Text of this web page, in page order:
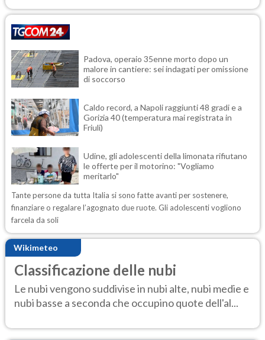
Padova, operaio 35enne morto dopo un
malore in cantiere: sei indagati per omissione
di soccorso
Caldo record, a Napoli raggiunti 48 gradi e a
Gorizia 40 (temperatura mai registrata in
Friuli)
Udine, gli adolescenti della limonata rifiutano
le offerte per il motorino: "Vogliamo
meritarlo"
Tante persone da tutta Italia si sono fatte avanti per sostenere,
finanziare o regalare l’agognato due ruote. Gli adolescenti vogliono
farcela da soli
Wikimeteo
Classificazione delle nubi
Le nubi vengono suddivise in nubi alte, nubi medie e
nubi basse a seconda che occupino quote dell'al...